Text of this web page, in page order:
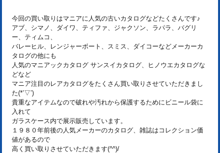
今回の買い取りはマニアに人気の古いカタログなどたくさんです♪
アブ、シマノ、ダイワ、ティファ、ジャクソン、ラパラ、バグリ
ー、ティムコ、
バレーヒル、レンジャーボート、スミス、ダイコーなどメーカーカ
タログの他にも
人気のマニアックカタログ サンスイカタログ、ヒノウエカタログな
どなど
マニア注目のレアカタログをたくさん買い取りさせていただきまし
た(*’▽’)
貴重なアイテムなので破れや汚れから保護するためにビニール袋に
入れて
ガラスケース内で展示販売しています。
１９８０年前後の人気メーカーのカタログ、雑誌はコレクション価
値があるので
高く買い取りさせていただきます(^^)/